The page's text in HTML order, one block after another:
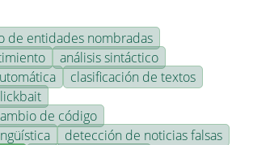
de entidades nombradas
análisis sintáctico
clasificación de textos
de código
detección de noticias falsas